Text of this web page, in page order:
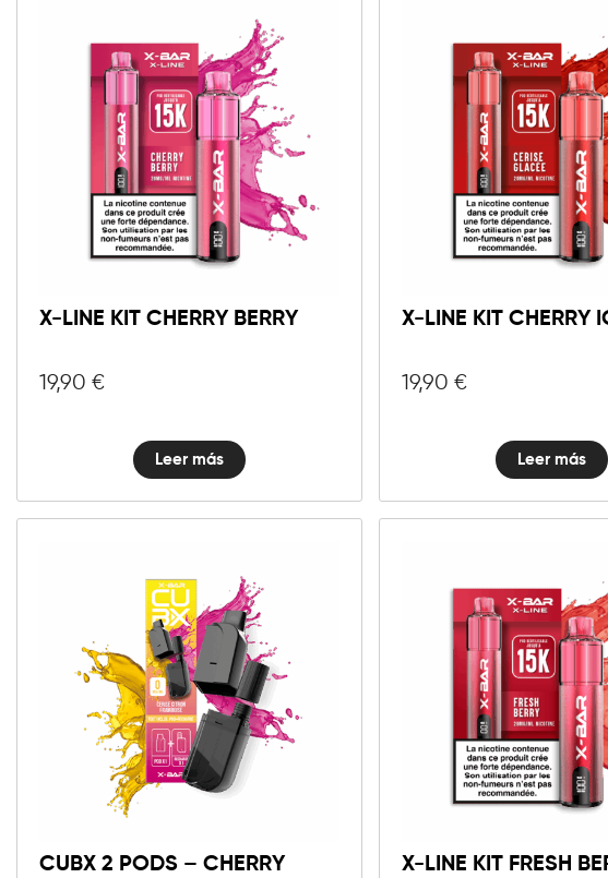
X-LINE KIT CHERRY BERRY
19,90 €
Leer más
X-LINE KIT CHERRY
19,90€
Leer más
CUBX 2 PODS – CHERRY
X-LINE KIT FRESH